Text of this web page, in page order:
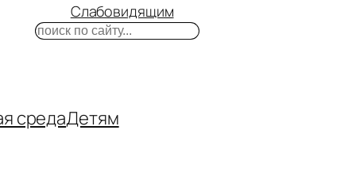
Слабовидящим
Поиск
средаДетям